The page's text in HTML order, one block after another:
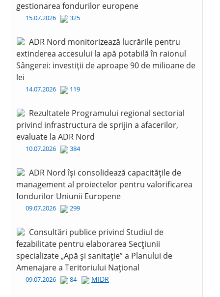
gestionarea fondurilor europene
15.07.2026 325
ADR Nord monitorizează lucrările pentru
extinderea accesului la apă potabilă în raionul
Sângerei: investiții de aproape 90 de milioane de
lei
14.07.2026 119
Rezultatele Programului regional sectorial
privind infrastructura de sprijin a afacerilor,
evaluate la ADR Nord
10.07.2026 384
ADR Nord își consolidează capacitățile de
management al proiectelor pentru valorificarea
fondurilor Uniunii Europene
09.07.2026 299
Consultări publice privind Studiul de
fezabilitate pentru elaborarea Secțiunii
specializate „Apă și sanitație” a Planului de
Amenajare a Teritoriului Național
09.07.2026 84 MIDR